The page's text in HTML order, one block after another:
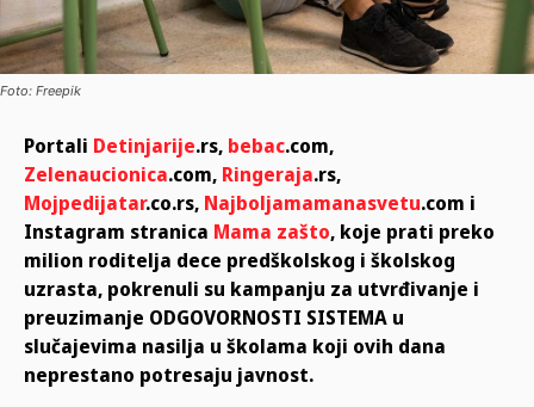
Foto: Freepik
Portali Detinjarije.rs, bebac.com,
Zelenaucionica.com, Ringeraja.rs,
Mojpedijatar.co.rs, Najboljamamanasvetu.com i
Instagram stranica Mama zašto, koje prati preko
milion roditelja dece predškolskog i školskog
uzrasta, pokrenuli su kampanju za utvrđivanje i
preuzimanje ODGOVORNOSTI SISTEMA u
slučajevima nasilja u školama koji ovih dana
neprestano potresaju javnost.